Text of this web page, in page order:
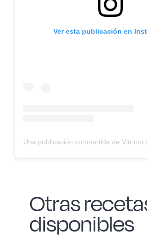
Ver esta publicación en
Otras
disponibles